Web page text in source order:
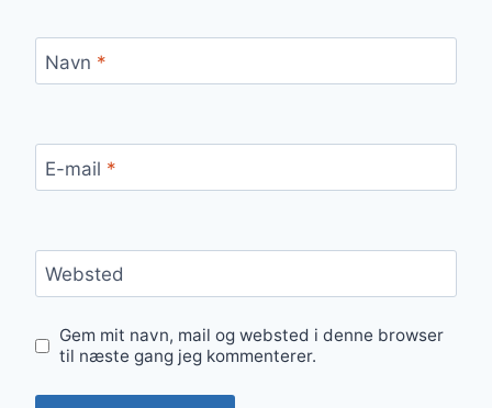
Navn *
E-mail *
Websted
Gem mit navn, mail og websted i denne browser
til næste gang jeg kommenterer.